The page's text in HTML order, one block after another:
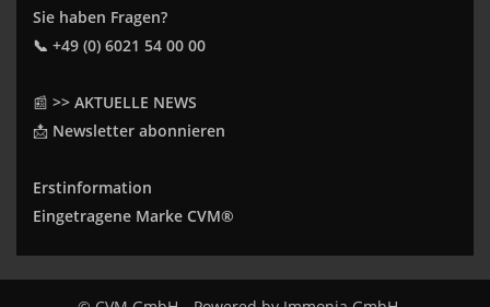
Sie haben Fragen?
📞 +49 (0) 6021 54 00 00
📰 >> AKTUELLE NEWS
📩 Newsletter abonnieren
Erstinformation
Eingetragene Marke CVM®